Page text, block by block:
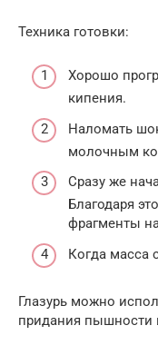
Техника готовки:
Хорошо
кипения.
Наломать
молочным
Сразу же
Благодаря
фрагменты
Когда масса
Глазурь можно
придания пышности